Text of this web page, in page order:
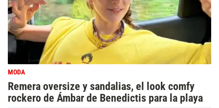
MODA
Remera oversize y sandalias, el look comfy
rockero de Ámbar de Benedictis para la playa